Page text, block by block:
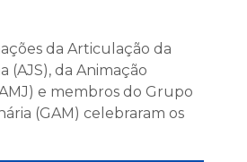
da Articulação da
(AJS), da Animação
e membros do Grupo
(GAM) celebraram os